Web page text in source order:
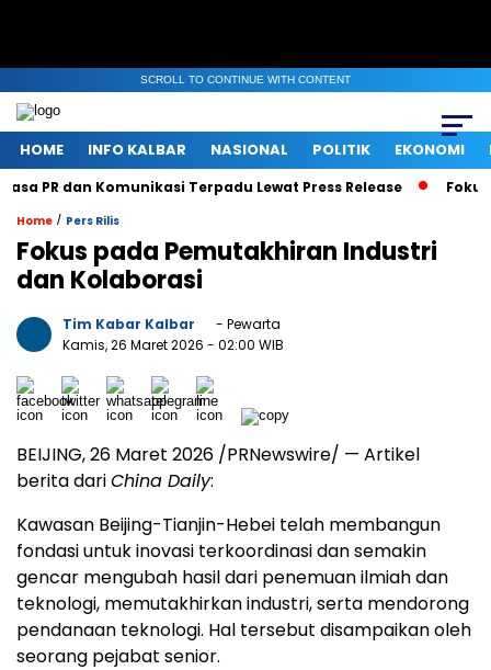
SCROLL TO CONTINUE WITH CONTENT
HOME INFO KALBAR NASIONAL POLITIK EKONOMI
dan Komunikasi Terpadu Lewat Press Release Fokus
Home / Pers Rilis
Fokus pada Pemutakhiran Industri
dan Kolaborasi
Tim Kabar Kalbar
- Pewarta
Kamis, 26 Maret 2026 - 02:00 WIB
BEIJING,26 Maret 2026 /PRNewswire/ — Artikel
berita dariChina Daily:
Kawasan Beijing-Tianjin-Hebei telah membangun
fondasi untuk inovasi terkoordinasi dan semakin
gencar mengubah hasil dari penemuan ilmiah dan
teknologi, memutakhirkan industri, serta mendorong
pendanaan teknologi. Hal tersebut disampaikan oleh
seorang pejabat senior.